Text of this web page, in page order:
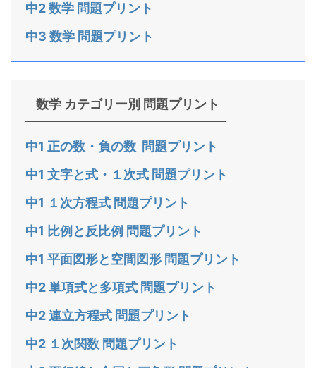
中2 数学 問題プリント
中3 数学 問題プリント
数学 カテゴリー別 問題プリント
中1 正の数・負の数 問題プリント
中1 文字と式・１次式 問題プリント
中1 １次方程式 問題プリント
中1 比例と反比例 問題プリント
中1 平面図形と空間図形 問題プリント
中2 単項式と多項式 問題プリント
中2 連立方程式 問題プリント
中2 １次関数 問題プリント